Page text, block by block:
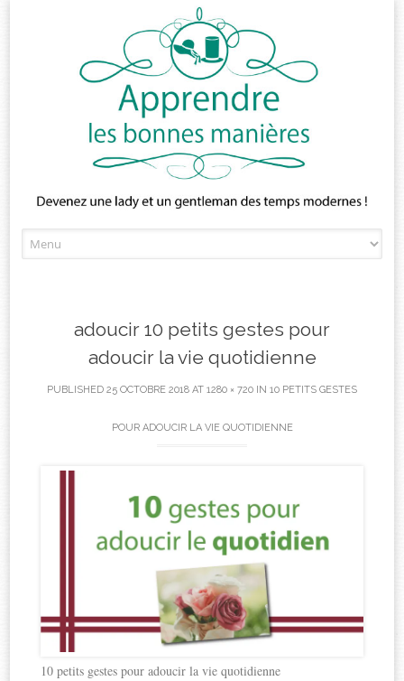
to
adoucir 10 petits gestes pour
adoucir la vie quotidienne
PUBLISHED 25 OCTOBRE 2018 AT 1280 × 720 IN 10 PETITS GESTES
POUR ADOUCIR LA VIE QUOTIDIENNE
10 petits gestes pour adoucir la vie quotidienne